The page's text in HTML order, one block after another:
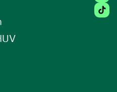
(ouvre une nouvelle
(ouvre une nouvelle